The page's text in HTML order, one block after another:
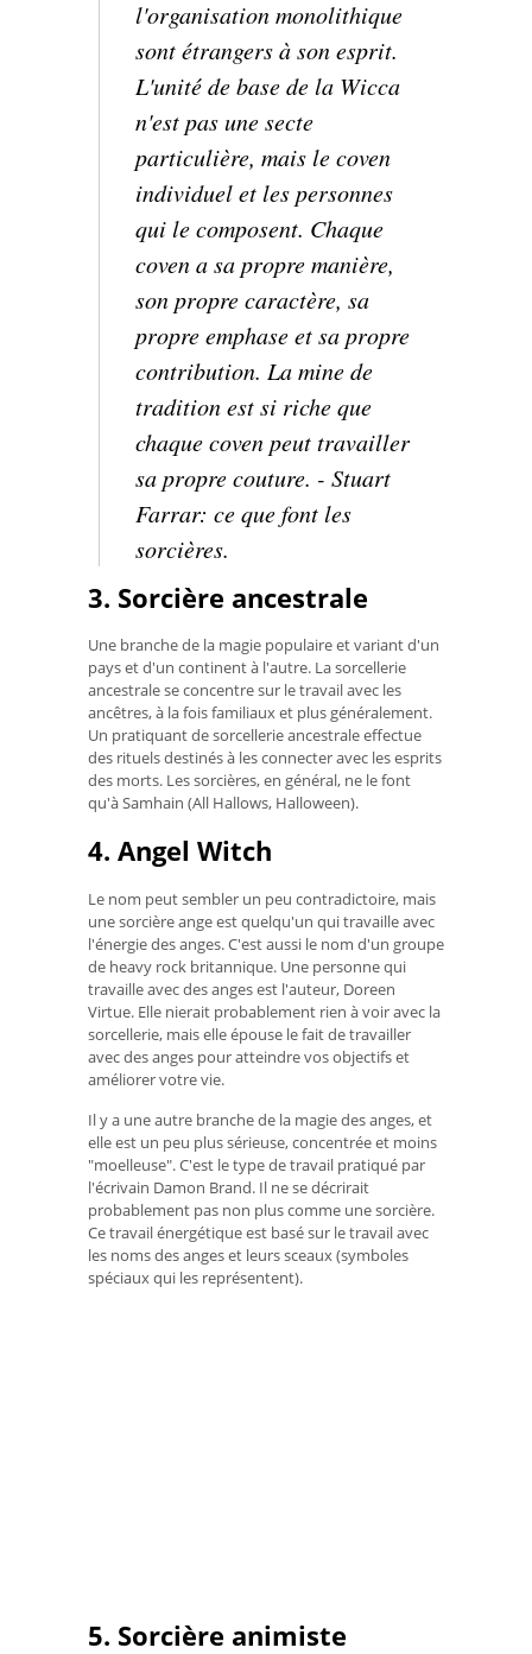
l'organisation monolithique
sont étrangers à son esprit.
L'unité de base de la Wicca
n'est pas une secte
particulière, mais le coven
individuel et les personnes
qui le composent. Chaque
coven a sa propre manière,
son propre caractère, sa
propre emphase et sa propre
contribution. La mine de
tradition est si riche que
chaque coven peut travailler
sa propre couture. - Stuart
Farrar: ce que font les
sorcières.
3. Sorcière ancestrale
Une branche de la magie populaire et variant d'un
pays et d'un continent à l'autre. La sorcellerie
ancestrale se concentre sur le travail avec les
ancêtres, à la fois familiaux et plus généralement.
Un pratiquant de sorcellerie ancestrale effectue
des rituels destinés à les connecter avec les esprits
des morts. Les sorcières, en général, ne le font
qu'à Samhain (All Hallows, Halloween).
4. Angel Witch
Le nom peut sembler un peu contradictoire, mais
une sorcière ange est quelqu'un qui travaille avec
l'énergie des anges. C'est aussi le nom d'un groupe
de heavy rock britannique. Une personne qui
travaille avec des anges est l'auteur, Doreen
Virtue. Elle nierait probablement rien à voir avec la
sorcellerie, mais elle épouse le fait de travailler
avec des anges pour atteindre vos objectifs et
améliorer votre vie.
Il y a une autre branche de la magie des anges, et
elle est un peu plus sérieuse, concentrée et moins
"moelleuse". C'est le type de travail pratiqué par
l'écrivain Damon Brand. Il ne se décrirait
probablement pas non plus comme une sorcière.
Ce travail énergétique est basé sur le travail avec
les noms des anges et leurs sceaux (symboles
spéciaux qui les représentent).
5. Sorcière animiste